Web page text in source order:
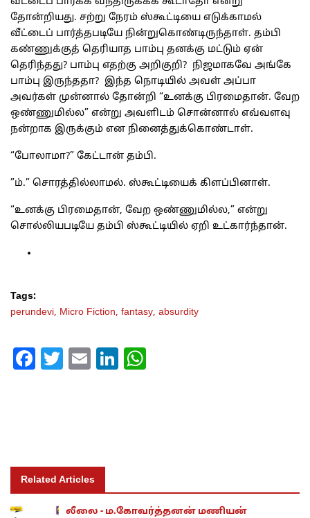
தோன்றியது. சற்று நேரம் ஸ்கூட்டியை எடுக்காமல்
வீட்டைப் பார்த்தபடியே நின்றுகொண்டிருந்தாள். தம்பி
கண்ணுக்குத் தெரியாத பாம்பு தனக்கு மட்டும் ஏன்
தெரிந்தது? பாம்பு எதற்கு அறிகுறி? நிஜமாகவே அங்கே
பாம்பு இருந்ததா? இந்த நொடியில் அவள் அப்பா
அவர்கள் முன்னால் தோன்றி “உனக்கு பிரமைதான். வேற
ஒண்ணுமில்ல” என்று அவளிடம் சொன்னால் எவ்வளவு
நன்றாக இருக்கும் என நினைத்துக்கொண்டாள்.
“போலாமா?” கேட்டான் தம்பி.
”ம்.” சொரத்தில்லாமல். ஸ்கூட்டியைக் கிளப்பினாள்.
“உனக்கு பிரமைதான், வேற ஒண்ணுமில்ல,” என்று
சொல்லியபடியே தம்பி ஸ்கூட்டியில் ஏறி உட்கார்ந்தான்.
Tags:
perundevi, Micro Fiction, fantasy, absurdity
Facebook
Twitter
EmailLinkedIn
Related Articles
லீலை - ம.கோவர்த்தனன் மணியன்